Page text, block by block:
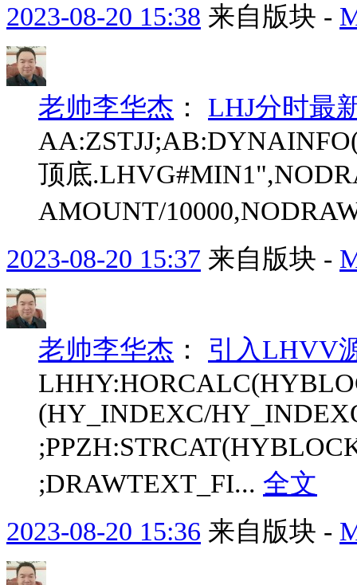
2023-08-20 15:38 来自版块 -
老帅李华杰 ： LHJ分时最
顶底
AMOUNT/
2023-08-20 15:37 来自版块 -
老帅李华杰 ： 引入LHVV
(HY_INDEXC/
;DRAWTEXT_FI... 全文
2023-08-20 15:36 来自版块 -